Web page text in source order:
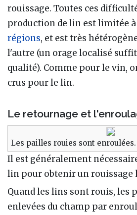
rouissage. Toutes ces
production de lin est limitée
régions, et est très
l'autre (un orage localisé
qualité). Comme pour le vin,
crus pour le lin.
Le retournage et
Les pailles rouies sont enroulées.
Il est généralement
lin pour obtenir un rouissage
Quand les lins sont rouis, les
enlevées du champ par